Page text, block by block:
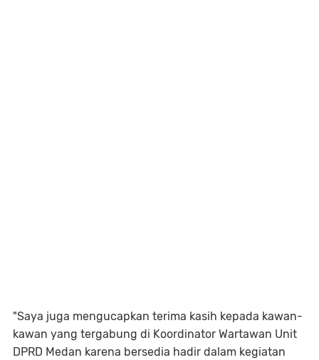
"Saya juga mengucapkan terima kasih kepada kawan-
kawan yang tergabung di Koordinator Wartawan Unit
DPRD Medan karena bersedia hadir dalam kegiatan